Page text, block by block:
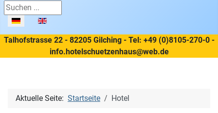
Suchen ...
Sprache auswählen
Talhofstrasse 22 - 82205 Gilching - Tel: +49 (0)8105-270-0 -
info.hotelschuetzenhaus@web.de
Aktuelle Seite: Startseite Hotel